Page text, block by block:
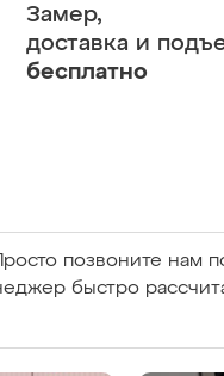
Замер,
доставка и
бесплатно
позвоните нам
быстро